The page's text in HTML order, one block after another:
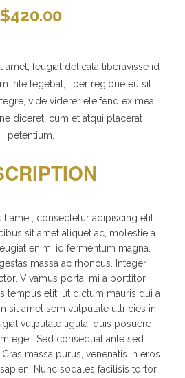
$420.00
amet, feugiat delicata liberavisse id
intellegebat, liber regione eu sit.
vide viderer eleifend ex mea.
diceret, cum et atqui placerat
petentium.
amet, consectetur adipiscing elit.
sit amet aliquet ac, molestie a
enim, id fermentum magna.
massa ac rhoncus. Integer
Vivamus porta, mi a porttitor
tempus elit, ut dictum mauris dui a
sit amet sem vulputate ultricies in
vulputate ligula, quis posuere
eget. Sed consequat ante sed
massa purus, venenatis in eros
Nunc sodales facilisis tortor,